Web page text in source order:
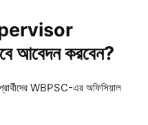
আবেদনকরবেন?
WBPSC-এর অফিসিয়াল